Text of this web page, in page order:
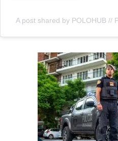
A post shared by POLOHUB //